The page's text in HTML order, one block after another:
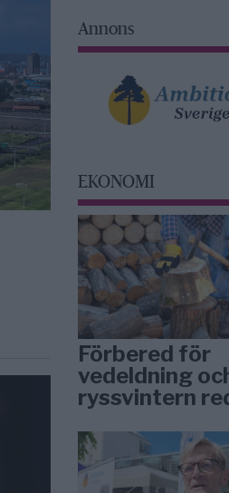
Annons
EKONOMI
Förbered för
vedeldning
ryssvintern